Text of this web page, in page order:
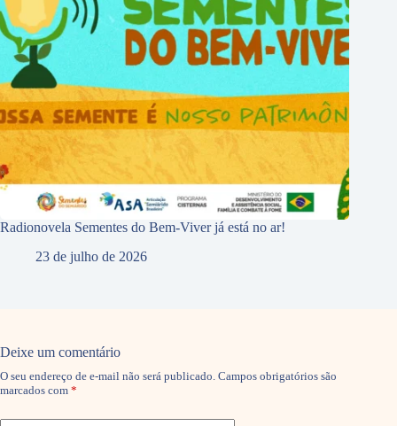
Radionovela Sementes do Bem-Viver já está no ar!
23 de julho de 2026
Deixe um comentário
O seu endereço de e-mail não será publicado. Campos obrigatórios são
marcados com *